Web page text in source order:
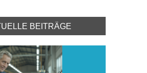
BEITRÄGE